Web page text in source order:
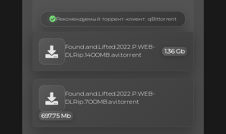
Рекомендуемый торрент-клиент: qBittorrent
Found.and.Lifted.2022.P.WEB-
DLRip.14OOMB.avi.torrent
1.36 Gb
Found.and.Lifted.2022.P.WEB-
DLRip.7OOMB.avi.torrent
697.75 Mb